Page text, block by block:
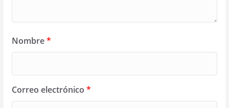
Nombre*
Correo electrónico *